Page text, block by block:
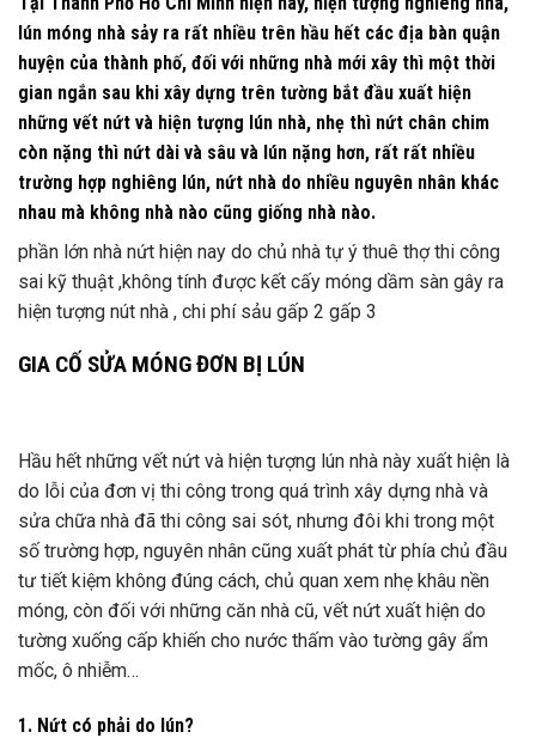
lún móng nhà sảy ra rất nhiều trên hầu hết các địa bàn quận
huyện của thành phố, đối với những nhà mới xây thì một thời
gian ngắn sau khi xây dựng trên tường bắt đầu xuất hiện
những vết nứt và hiện tượng lún nhà, nhẹ thì nứt chân chim
còn nặng thì nứt dài và sâu và lún nặng hơn, rất rất nhiều
trường hợp nghiêng lún, nứt nhà do nhiều nguyên nhân khác
nhau mà không nhà nào cũng giống nhà nào.
phần lớn nhà nứt hiện nay do chủ nhà tự ý thuê thợ thi công
sai kỹ thuật ,không tính được kết cấy móng dầm sàn gây ra
hiện tượng nút nhà , chi phí sảu gấp 2 gấp 3
GIA CỐ SỬA MÓNG ĐƠN BỊ LÚN
Hầu hết những vết nứt và hiện tượng lún nhà này xuất hiện là
do lỗi của đơn vị thi công trong quá trình xây dựng nhà và
sửa chữa nhà đã thi công sai sót, nhưng đôi khi trong một
số trường hợp, nguyên nhân cũng xuất phát từ phía chủ đầu
tư tiết kiệm không đúng cách, chủ quan xem nhẹ khâu nền
móng, còn đối với những căn nhà cũ, vết nứt xuất hiện do
tường xuống cấp khiến cho nước thấm vào tường gây ẩm
mốc, ô nhiễm…
1. Nứt có phải do lún?